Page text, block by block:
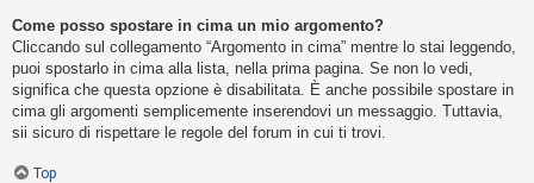
Come posso spostare in cima un mio argomento?
Cliccando sul collegamento “Argomento in cima” mentre lo stai leggendo,
puoi spostarlo in cima alla lista, nella prima pagina. Se non lo vedi,
significa che questa opzione è disabilitata. È anche possibile spostare in
cima gli argomenti semplicemente inserendovi un messaggio. Tuttavia,
sii sicuro di rispettare le regole del forum in cui ti trovi.
Top